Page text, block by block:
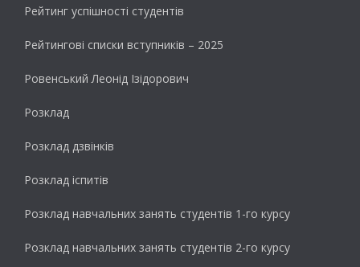
Рейтинг успішності студентів
Рейтингові списки вступників – 2025
Ровенський Леонід Ізідорович
Розклад
Розклад дзвінків
Розклад іспитів
Розклад навчальних занять студентів 1-го курсу
Розклад навчальних занять студентів 2-го курсу